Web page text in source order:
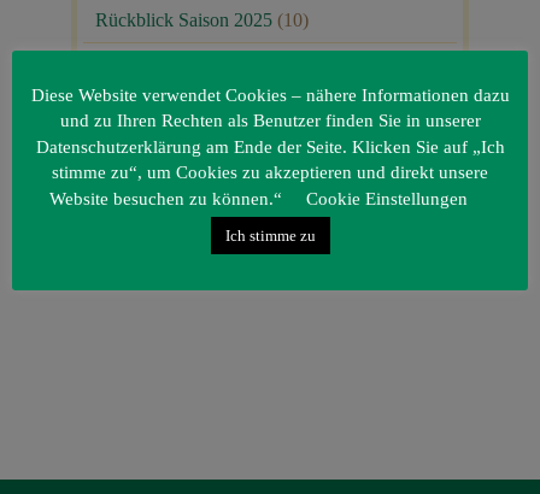
Rückblick Saison 2025 (10)
Diese Website verwendet Cookies – nähere Informationen dazu
und zu Ihren Rechten als Benutzer finden Sie in unserer
Datenschutzerklärung am Ende der Seite. Klicken Sie auf „Ich
stimme zu“, um Cookies zu akzeptieren und direkt unsere
Website besuchen zu können.“
Cookie Einstellungen
Ich stimme zu